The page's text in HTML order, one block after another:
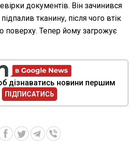
документів. Він зачинився
тканину, після чого втік
поверху. Тепер йому загрожує
дізнаватись новини першим
ПІДПИСАТИСЬ